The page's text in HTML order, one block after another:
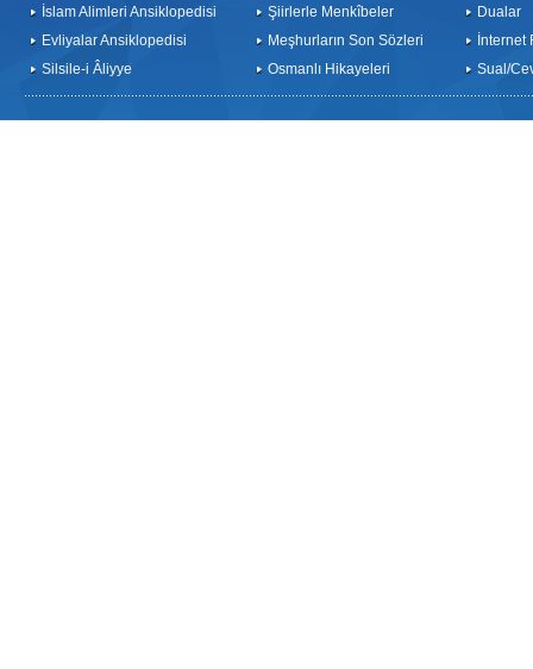
İslam Alimleri Ansiklopedisi
Evliyalar Ansiklopedisi
Silsile-i Âliyye
Şiirlerle Menkîbeler
Meşhurların Son Sözleri
Osmanlı Hikayeleri
Dualar
İnternet
Sual/